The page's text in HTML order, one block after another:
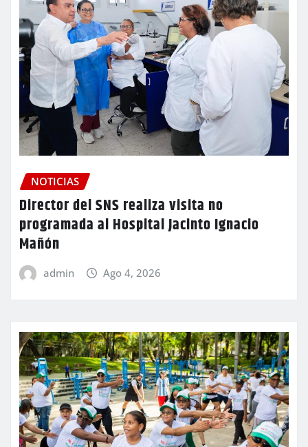
NOTICIAS
Director del SNS realiza visita no
programada al Hospital Jacinto Ignacio
Mañón
admin Ago 4, 2026